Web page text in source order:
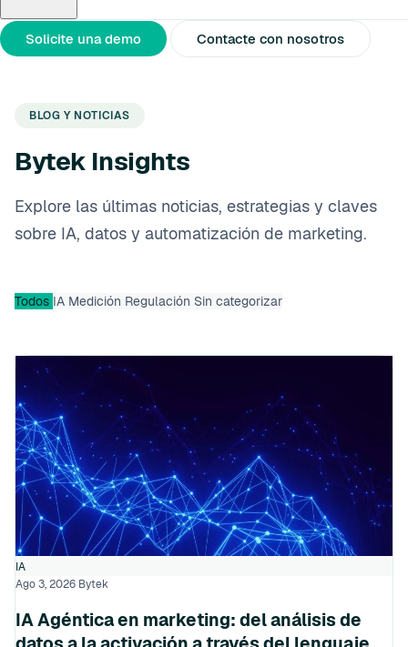
Sobre nosotros Notas de prensa
Solicite una demo Contacte con nosotros
BLOG Y NOTICIAS
Bytek Insights
Explore las últimas noticias, estrategias y claves
sobre IA, datos y automatización de marketing.
Todos IA Medición Regulación Sin categorizar
IA
Ago 3, 2026 Bytek
IA Agéntica en marketing: del análisis de